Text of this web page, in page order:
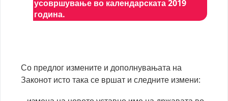
усовршување во календарската 2019
година.
Со предлог измените и дополнувањата на
Законот исто така се вршат и следните измени: